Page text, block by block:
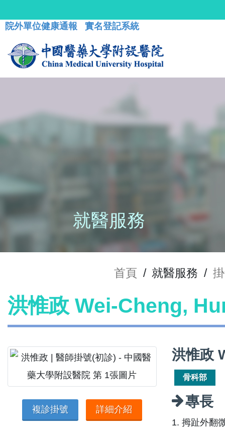
院外單位健康通報 實名登記系統
就醫服務
首頁 / 就醫服務 /
洪惟政 Wei-Cheng,
複診掛號 詳細介紹
洪惟政
骨科部
專長
1. 拇趾外翻